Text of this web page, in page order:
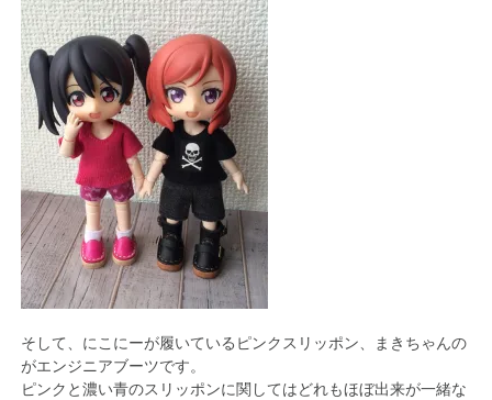
そして、にこにーが履いているピンクスリッポン、まきちゃんの
がエンジニアブーツです。
ピンクと濃い青のスリッポンに関してはどれもほぼ出来が一緒な